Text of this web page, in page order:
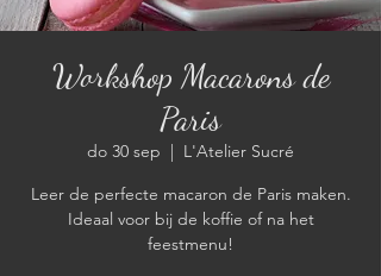
Workshop Macarons de
Paris
do 30 sep
  |
L'Atelier Sucré
Leer de perfecte macaron de Paris maken.
Ideaal voor bij de koffie of na het